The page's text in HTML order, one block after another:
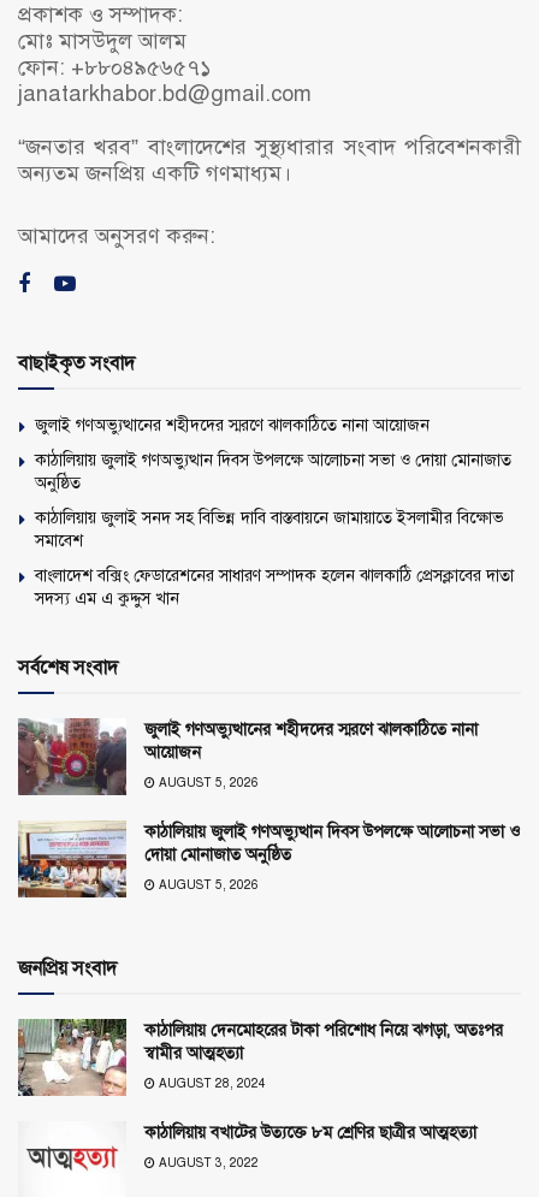
প্রকাশক ও সম্পাদক:
মোঃ মাসউদুল আলম
ফোন: +৮৮০৪৯৫৬৫৭১
janatarkhabor.bd@gmail.com
“জনতার খরব” বাংলাদেশের সুস্থ্যধারার সংবাদ পরিবেশনকারী
অন্যতম জনপ্রিয় একটি গণমাধ্যম।
আমাদের অনুসরণ করুন:
বাছাইকৃত সংবাদ
জুলাই গণঅভ্যুত্থানের শহীদদের স্মরণে ঝালকাঠিতে নানা আয়োজন
কাঠালিয়ায় জুলাই গণঅভ্যুত্থান দিবস উপলক্ষে আলোচনা সভা ও দোয়া মোনাজাত
অনুষ্ঠিত
কাঠালিয়ায় জুলাই সনদ সহ বিভিন্ন দাবি বাস্তবায়নে জামায়াতে ইসলামীর বিক্ষোভ
সমাবেশ
বাংলাদেশ বক্সিং ফেডারেশনের সাধারণ সম্পাদক হলেন ঝালকাঠি প্রেসক্লাবের দাতা
সদস্য এম এ কুদ্দুস খান
সর্বশেষ সংবাদ
জুলাই গণঅভ্যুত্থানের শহীদদের স্মরণে ঝালকাঠিতে নানা
আয়োজন
AUGUST 5, 2026
কাঠালিয়ায় জুলাই গণঅভ্যুত্থান দিবস উপলক্ষে আলোচনা সভা ও
দোয়া মোনাজাত অনুষ্ঠিত
AUGUST 5, 2026
জনপ্রিয় সংবাদ
কাঠালিয়ায় দেনমোহরের টাকা পরিশোধ নিয়ে ঝগড়া, অতঃপর
স্বামীর আত্মহত্যা
AUGUST 28, 2024
কাঠালিয়ায় বখাটের উত্যক্তে ৮ম শ্রেণির ছাত্রীর আত্মহত্যা
AUGUST 3, 2022